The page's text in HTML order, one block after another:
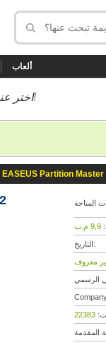
ألعاب
اخترإلى أسفل إلى النسخة التي تحب!
EASEUS Partition Master
9,9 م.ب
التاريخ:
معروف
22383